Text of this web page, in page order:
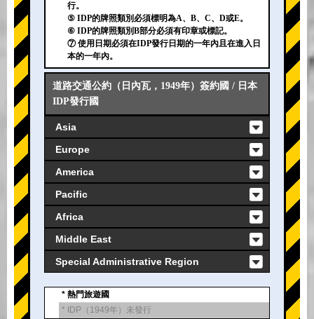
行。
⑤ IDP的牌照類別必須標明為A、B、C、D或E。
⑥ IDP的牌照類別B部分必須有印章或標記。
⑦ 使用日期必須在IDP發行日期的一年內且在進入日
本的一年內。
道路交通公約（日內瓦，1949年）簽約國 / 日本
IDP發行國
Asia
Europe
America
Pacific
Africa
Middle East
Special Administrative Region
* 熱門旅遊國
* IDP（1949年）未發行